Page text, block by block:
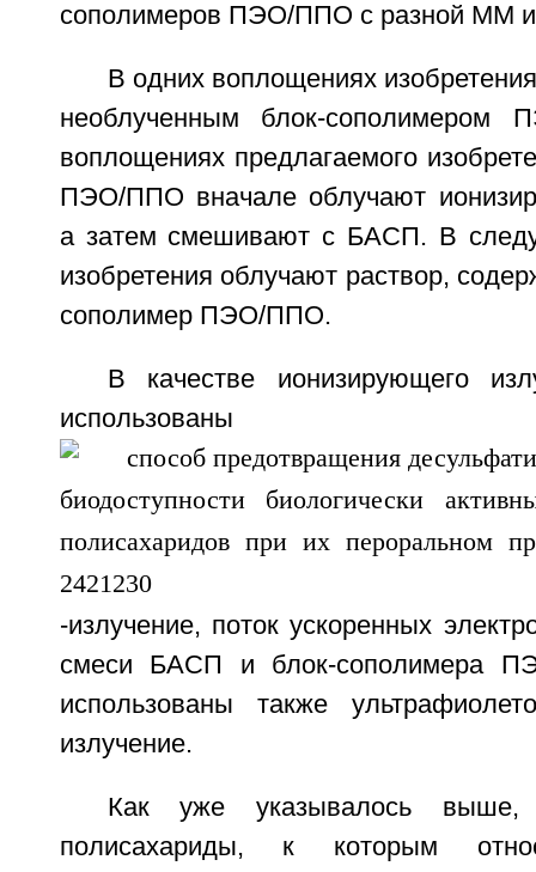
сополимеров ПЭО/ППО с разной ММ
В одних воплощениях
необлученным блок-
воплощениях предлагаемого
ПЭО/ППО вначале облучают
а затем смешивают с БАСП. В
изобретения облучают раствор,
сополимер ПЭО/ППО.
В качестве ионизирующего
использованы
-излучение, поток ускоренных
смеси БАСП и блок-сополимера
использованы также
излучение.
Как уже указывалось выше,
полисахариды, к которым